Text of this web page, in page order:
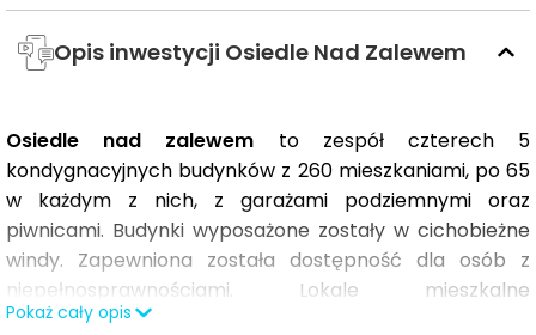
Opis inwestycji Osiedle Nad Zalewem
Osiedle nad zalewem to zespół czterech 5
kondygnacyjnych budynków z 260 mieszkaniami, po 65
w każdym z nich, z garażami podziemnymi oraz
piwnicami. Budynki wyposażone zostały w cichobieżne
windy. Zapewniona została dostępność dla osób z
niepełnosprawnościami. Lokale mieszkalne
zaprojektowane zostały z myślą o wygodzie i
Pokaż cały opis